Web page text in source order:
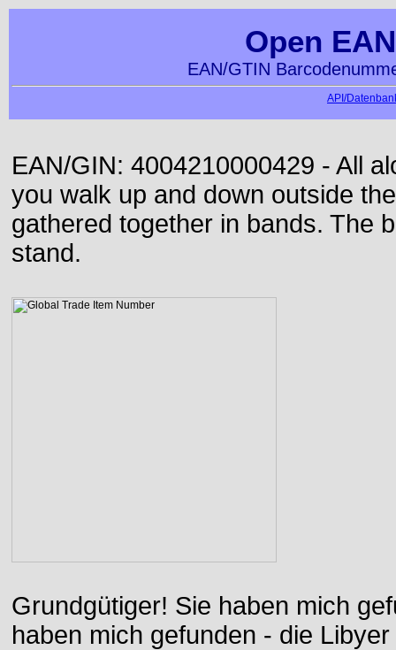
Open
EAN/GTIN
API/
EAN/GIN: 4004210000429 - All
you walk up and down outside
gathered together in bands. The
stand.
Grundgütiger! Sie haben mich
haben mich gefunden - die